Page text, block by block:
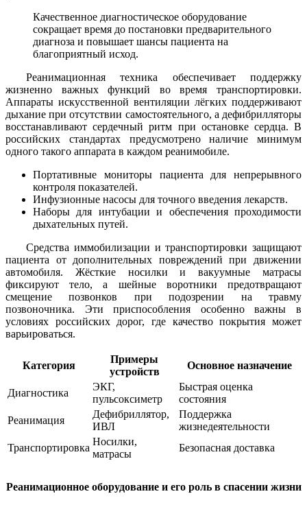
Качественное диагностическое оборудование
сокращает время до постановки предварительного
диагноза и повышает шансы пациента на
благоприятный исход.
Реанимационная техника обеспечивает поддержку
жизненно важных функций во время транспортировки.
Аппараты искусственной вентиляции лёгких поддерживают
дыхание при отсутствии самостоятельного, а дефибрилляторы
восстанавливают сердечный ритм при остановке сердца. В
российских стандартах предусмотрено наличие минимум
одного такого аппарата в каждом реанимобиле.
Портативные мониторы пациента для непрерывного
контроля показателей.
Инфузионные насосы для точного введения лекарств.
Наборы для интубации и обеспечения проходимости
дыхательных путей.
Средства иммобилизации и транспортировки защищают
пациента от дополнительных повреждений при движении
автомобиля. Жёсткие носилки и вакуумные матрасы
фиксируют тело, а шейные воротники предотвращают
смещение позвонков при подозрении на травму
позвоночника. Эти приспособления особенно важны в
условиях российских дорог, где качество покрытия может
варьироваться.
Категория
Примеры
устройств
Основное назначение
Диагностика
ЭКГ,
пульсоксиметр
Быстрая оценка
состояния
Реанимация
Дефибриллятор,
ИВЛ
Поддержка
жизнедеятельности
Транспортировка
Носилки,
матрасы
Безопасная доставка
Реанимационное оборудование и его роль в спасении жизни